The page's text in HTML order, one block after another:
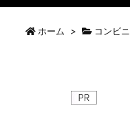
ホーム > コンビニ